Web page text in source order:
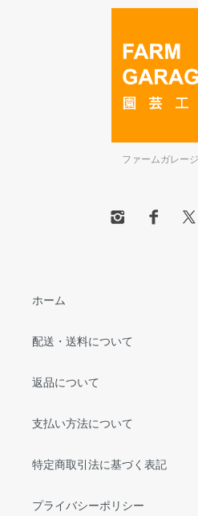
ファームガレー
ホーム
配送・送料について
返品について
支払い方法について
特定商取引法に基づく表記
プライバシーポリシー